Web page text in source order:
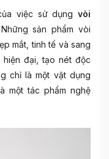
việc sử dụng vòi
sản phẩm vòi
mắt, tinh tế và sang
hiện đại, tạo nét độc
chỉ là một vật dụng
một tác phẩm nghệ